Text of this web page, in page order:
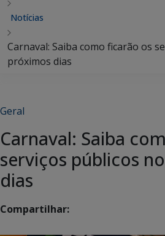
Notícias
Carnaval: Saiba como ficarão os
próximos dias
Geral
Carnaval: Saiba
serviços públicos
dias
Compartilhar: